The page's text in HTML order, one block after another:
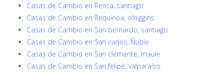
Casas de Cambio en Renca, santiago
Casas de Cambio en Requínoa, o'higgins
Casas de Cambio en San bernardo, santiago
Casas de Cambio en San carlos, Ñuble
Casas de Cambio en San clemente, maule
Casas de Cambio en San felipe, valparaíso